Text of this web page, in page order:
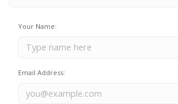
Your Name:
Email Address: